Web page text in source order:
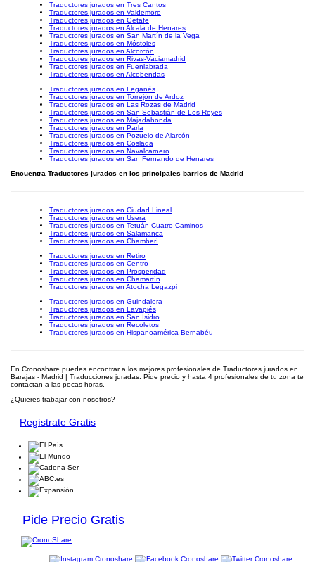
Traductores jurados en Tres Cantos
Traductores jurados en Valdemoro
Traductores jurados en Getafe
Traductores jurados en Alcalá de Henares
Traductores jurados en San Martín de la Vega
Traductores jurados en Móstoles
Traductores jurados en Alcorcón
Traductores jurados en Rivas-Vaciamadrid
Traductores jurados en Fuenlabrada
Traductores jurados en Alcobendas
Traductores jurados en Leganés
Traductores jurados en Torrejón de Ardoz
Traductores jurados en Las Rozas de Madrid
Traductores jurados en San Sebastián de Los Reyes
Traductores jurados en Majadahonda
Traductores jurados en Parla
Traductores jurados en Pozuelo de Alarcón
Traductores jurados en Coslada
Traductores jurados en Navalcarnero
Traductores jurados en San Fernando de Henares
Encuentra Traductores jurados en los principales barrios de Madrid
Traductores jurados en Ciudad Lineal
Traductores jurados en Usera
Traductores jurados en Tetuán Cuatro Caminos
Traductores jurados en Salamanca
Traductores jurados en Chamberí
Traductores jurados en Retiro
Traductores jurados en Centro
Traductores jurados en Prosperidad
Traductores jurados en Chamartín
Traductores jurados en Atocha Legazpi
Traductores jurados en Guindalera
Traductores jurados en Lavapiés
Traductores jurados en San Isidro
Traductores jurados en Recoletos
Traductores jurados en Hispanoamérica Bernabéu
En Cronoshare puedes encontrar a los mejores profesionales de Traductores jurados en
Barajas - Madrid | Traducciones juradas. Pide precio y hasta 4 profesionales de tu zona te
contactan a las pocas horas.
¿Quieres trabajar con nosotros?
Regístrate Gratis
Pide Precio Gratis